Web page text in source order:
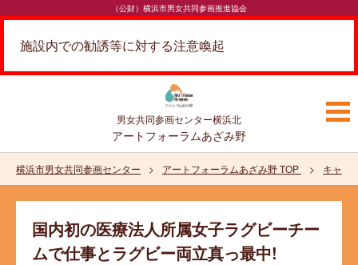
（公財）横浜市男女共同参画推進協会
施設内での勧誘等に対する注意喚起
男女共同参画センター横浜北
アートフォーラムあざみ野
横浜市男女共同参画センター アートフォーラムあざみ野 TOP キャリ
国内初の医療法人所属女子ラグビーチー
ムで仕事とラグビー両立真っ最中!